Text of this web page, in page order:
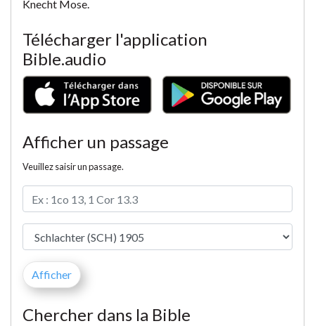
Knecht Mose.
Télécharger l'application
Bible.audio
Afficher un passage
Veuillez saisir un passage.
Chercher dans la Bible